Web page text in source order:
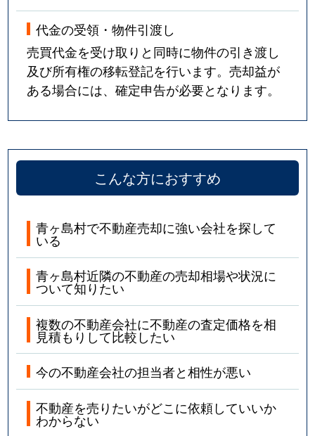
代金の受領・物件引渡し
売買代金を受け取りと同時に物件の引き渡し
及び所有権の移転登記を行います。売却益が
ある場合には、確定申告が必要となります。
こんな方におすすめ
青ヶ島村で不動産売却に強い会社を探して
いる
青ヶ島村近隣の不動産の売却相場や状況に
ついて知りたい
複数の不動産会社に不動産の査定価格を相
見積もりして比較したい
今の不動産会社の担当者と相性が悪い
不動産を売りたいがどこに依頼していいか
わからない